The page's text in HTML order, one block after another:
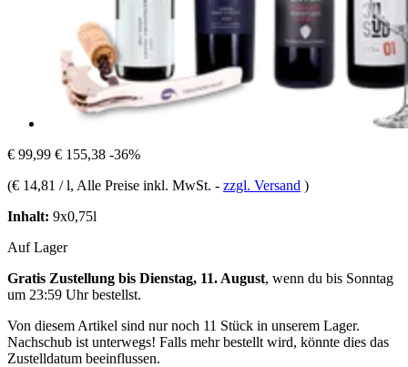
€ 99,99 € 155,38 -36%
(€ 14,81 / l, Alle Preise inkl. MwSt. - zzgl. Versand )
Inhalt: 9x0,75l
Auf Lager
Gratis Zustellung bis Dienstag, 11. August, wenn du bis Sonntag
um 23:59 Uhrbestellst.
Von diesem Artikel sind nur noch 11 Stück in unserem Lager.
Nachschub ist unterwegs! Falls mehr bestellt wird, könnte dies das
Zustelldatum beeinflussen.